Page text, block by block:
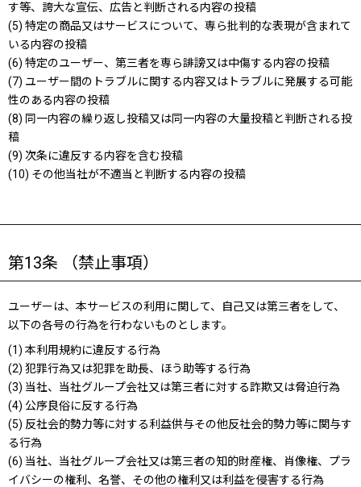
す等、誇大な宣伝、広告と判断される内容の投稿
(5) 特定の商品又はサービスについて、専ら批判的な表現が含まれて
いる内容の投稿
(6) 特定のユーザー、第三者を専ら誹謗又は中傷する内容の投稿
(7) ユーザー間のトラブルに関する内容又はトラブルに発展する可能
性のある内容の投稿
(8) 同一内容の繰り返し投稿又は同一内容の大量投稿と判断される投
稿
(9) 次条に違反する内容を含む投稿
(10) その他当社が不適当と判断する内容の投稿
第13条 （禁止事項）
ユーザーは、本サービスの利用に関して、自己又は第三者をして、
以下の各号の行為を行わないものとします。
(1) 本利用規約に違反する行為
(2) 犯罪行為又は犯罪を助長、ほう助等する行為
(3) 当社、当社グループ会社又は第三者に対する詐欺又は脅迫行為
(4) 公序良俗に反する行為
(5) 反社会的勢力等に対する利益供与その他反社会的勢力等に関与す
る行為
(6) 当社、当社グループ会社又は第三者の知的財産権、肖像権、プラ
イバシーの権利、名誉、その他の権利又は利益を侵害する行為